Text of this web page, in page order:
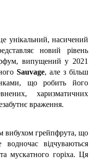
унікальний, насичений
новий рівень
випущений у 2021
Sauvage, але з більш
що робить його
харизматичних
враження.
вибухом грейпфрута, що
водночас відчуваються
мускатного горіха. Ця